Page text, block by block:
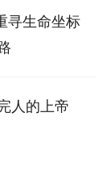
寻生命坐标
人的上帝